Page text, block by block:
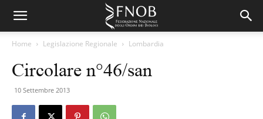
Home Legislazione Regionale Lombardia
Circolare n°46/san
10 Settembre 2013